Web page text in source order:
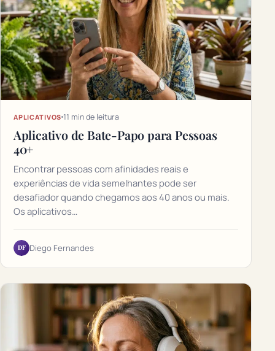
APLICATIVOS 11 min de leitura
Aplicativo de Bate-Papo para Pessoas
40+
Encontrar pessoas com afinidades reais e
experiências de vida semelhantes pode ser
desafiador quando chegamos aos 40 anos ou mais.
Os aplicativos…
DF Diego Fernandes